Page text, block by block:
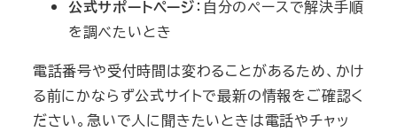
公式サポートページ：自分のペースで解決手順
を調べたいとき
電話番号や受付時間は変わることがあるため、かけ
る前にかならず公式サイトで最新の情報をご確認く
ださい。急いで人に聞きたいときは電話やチャッ